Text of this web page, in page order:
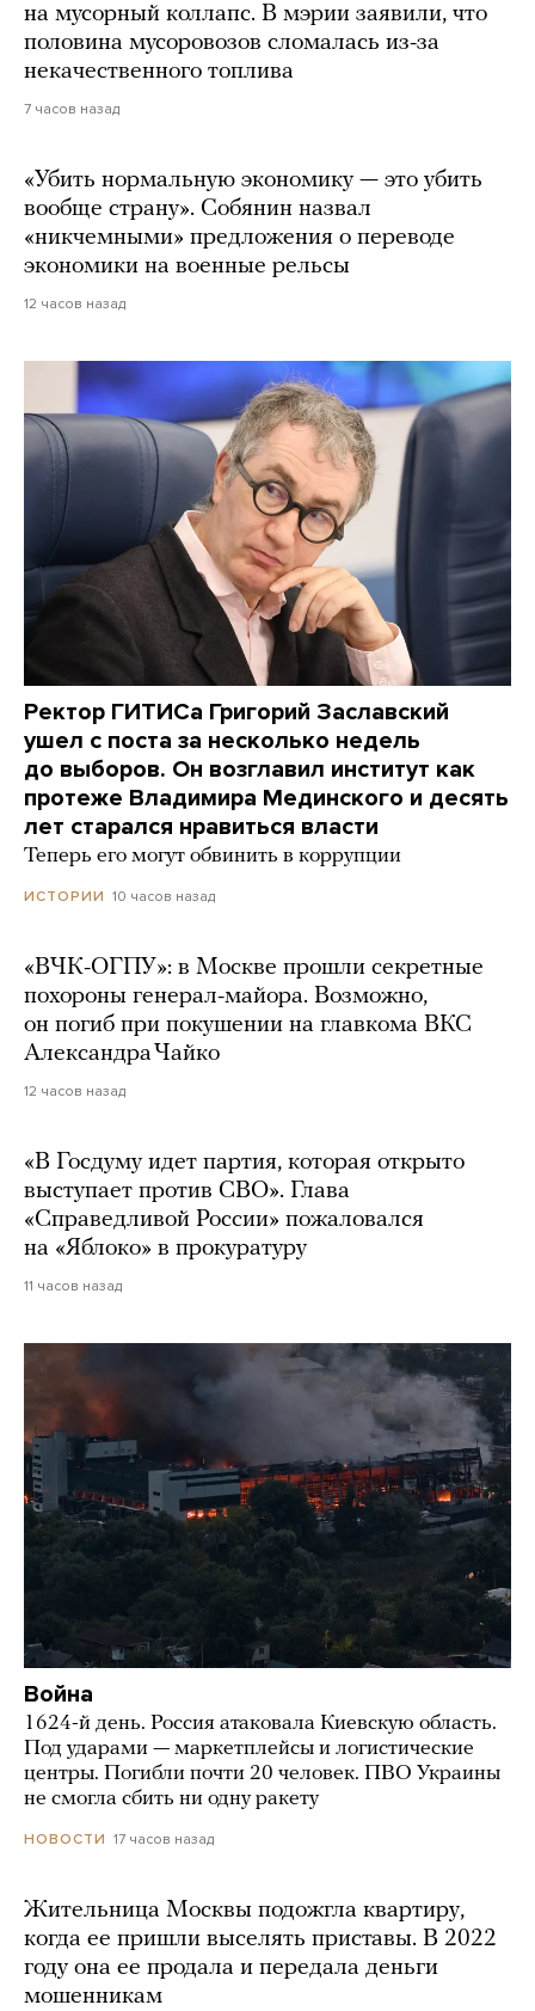
на мусорный коллапс. В мэрии заявили, что
половина мусоровозов сломалась из-за
некачественного топлива
7 часов назад
«Убить нормальную экономику — это убить
вообще страну». Собянин назвал
«никчемными» предложения о переводе
экономики на военные рельсы
12 часов назад
Ректор ГИТИСа Григорий Заславский
ушел с поста за несколько недель
до выборов. Он возглавил институт как
протеже Владимира Мединского и десять
лет старался нравиться власти
Теперь его могут обвинить в коррупции
ИСТОРИИ 10 часов назад
«ВЧК-ОГПУ»: в Москве прошли секретные
похороны генерал-майора. Возможно,
он погиб при покушении на главкома ВКС
Александра Чайко
12 часов назад
«В Госдуму идет партия, которая открыто
выступает против СВО». Глава
«Справедливой России» пожаловался
на «Яблоко» в прокуратуру
11 часов назад
Война
1624-й день. Россия атаковала Киевскую область.
Под ударами — маркетплейсы и логистические
центры. Погибли почти 20 человек. ПВО Украины
не смогла сбить ни одну ракету
НОВОСТИ 17 часов назад
Жительница Москвы подожгла квартиру,
когда ее пришли выселять приставы. В 2022
году она ее продала и передала деньги
мошенникам